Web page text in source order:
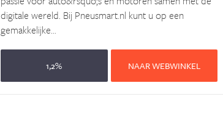
digitale wereld. Bij Pneusmart.nl kunt u op een
gemakkelijke...
1,2% NAAR WEBWINKEL